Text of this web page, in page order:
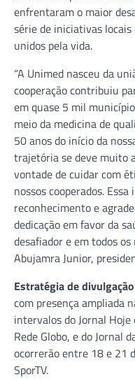
enfrentaram o maior
série de iniciativas
unidos pela vida.
“A Unimed nasceu da
cooperação contribuiu
em quase 5 mil
meio da medicina de
50 anos do início da
trajetória se deve muito
vontade de cuidar com
nossos cooperados.
reconhecimento e
dedicação em favor da
desafiador e em todos
Abujamra Junior,
Estratégia de
com presença ampliada
intervalos do Jornal
Rede Globo, e do Jornal
ocorrerão entre 18 e 21
SporTV.